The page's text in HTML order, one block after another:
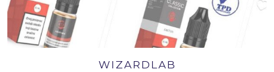
WIZARDLAB